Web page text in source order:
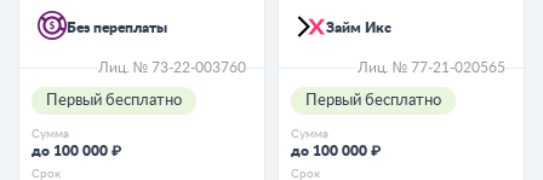
Без переплаты
Лиц. № 73-22-003760
Первый бесплатно
Сумма
до 100 000 ₽
Срок
Займ Икс
Лиц. № 77-21-020565
Первый бесплатно
Сумма
до 100 000 ₽
Срок